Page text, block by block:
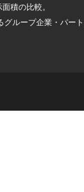
積の比較。
ループ企業・パート